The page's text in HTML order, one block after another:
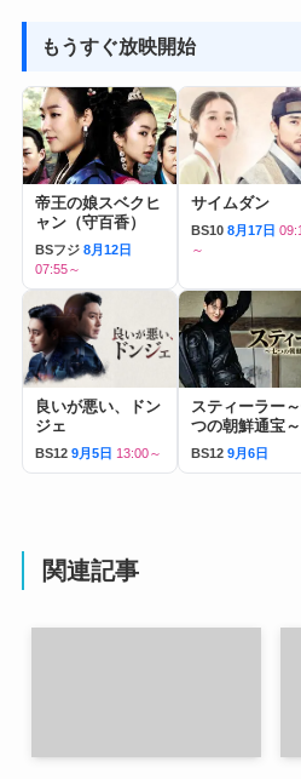
もうすぐ放映開始
帝王の娘スベクヒ
ャン（守百香）
BSフジ 8月12日
07:55～
サイムダン
BS10 8月17日
～
良いが悪い、ドン
ジェ
BS12 9月5日 13:00～
スティーラー
つの朝鮮通宝～
BS12 9月6日
関連記事